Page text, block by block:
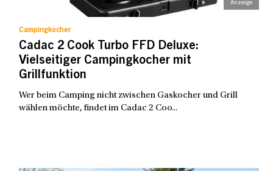
Campingkocher
Cadac 2 Cook Turbo FFD Deluxe:
Vielseitiger Campingkocher mit
Grillfunktion
Wer beim Camping nicht zwischen Gaskocher und Grill
wählen möchte, findet im Cadac 2 Coo...